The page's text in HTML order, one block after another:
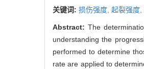
关键词: 损伤强度, 起裂强度,
Abstract: The
understanding the
performed to determine
rate are applied to